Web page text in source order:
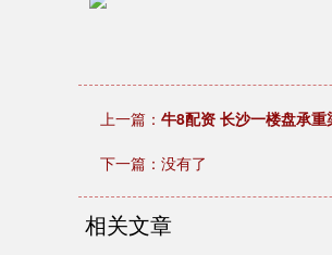
上一篇： 牛8配资 长沙一楼盘承
下一篇：没有了
相关文章